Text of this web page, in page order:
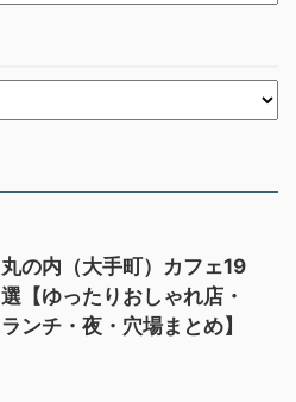
丸の内（大手町）カフェ19
選【ゆったりおしゃれ店・
ランチ・夜・穴場まとめ】